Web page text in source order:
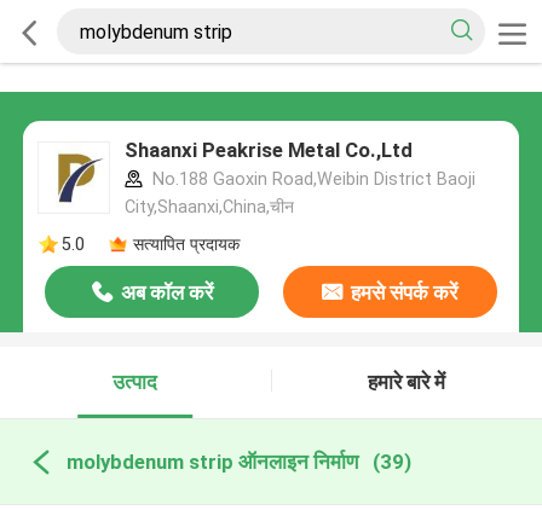
Shaanxi Peakrise Metal Co.,Ltd
No.188 Gaoxin Road,Weibin District Baoji
City,Shaanxi,China,चीन
5.0
सत्यापित प्रदायक
अब कॉल करें हमसे संपर्क करें
उत्पाद हमारे बारे में
molybdenum strip ऑनलाइन निर्माण (39)